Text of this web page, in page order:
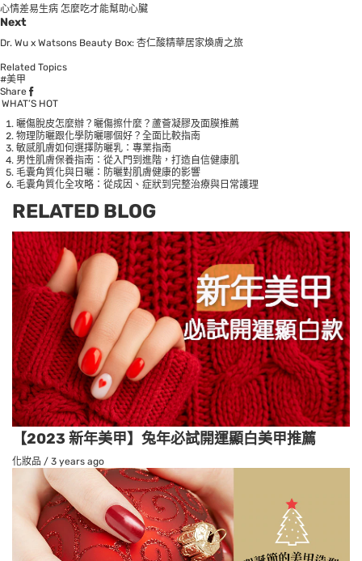
心情差易生病 怎麼吃才能幫助心臟
Next
Dr. Wu x Watsons Beauty Box: 杏仁酸精華居家煥膚之旅
Related Topics
#美甲
Share
WHAT’S HOT
曬傷脫皮怎麼辦？曬傷擦什麼？蘆薈凝膠及面膜推薦
物理防曬跟化學防曬哪個好？全面比較指南
敏感肌膚如何選擇防曬乳：專業指南
男性肌膚保養指南：從入門到進階，打造自信健康肌
毛囊角質化與日曬：防曬對肌膚健康的影響
毛囊角質化全攻略：從成因、症狀到完整治療與日常護理
RELATED BLOG
【2023 新年美甲】兔年必試開運顯白美甲推薦
化妝品 / 3 years ago